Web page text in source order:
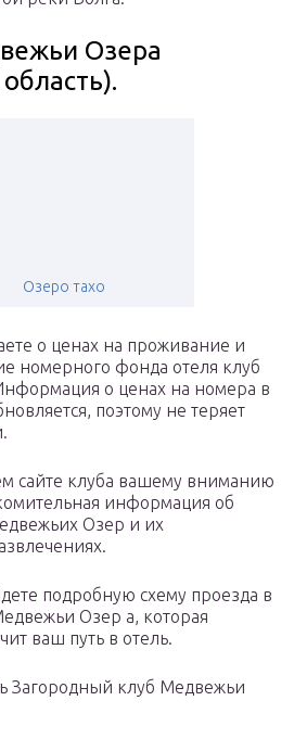
Озера
Озеро тахо
о ценах на проживание и
номерного фонда отеля клуб
о ценах на номера в
поэтому не теряет
сайте клуба вашему вниманию
информация об
Озер и их
подробную схему проезда в
Озер а, которая
ваш путь в отель.
Загородный клуб Медвежьи